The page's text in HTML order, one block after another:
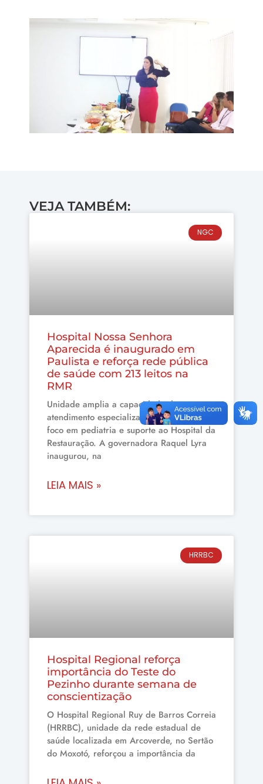
VEJA TAMBÉM:
NGC
Hospital Nossa Senhora
Aparecida é inaugurado em
Paulista e reforça rede pública
de saúde com 213 leitos na
RMR
Unidade amplia a capacidade de
atendimento especializado no Estado, com
foco em pediatria e suporte ao Hospital da
Restauração. A governadora Raquel Lyra
inaugurou, na
LEIA MAIS »
HRRBC
Hospital Regional reforça
importância do Teste do
Pezinho durante semana de
conscientização
O Hospital Regional Ruy de Barros Correia
(HRRBC), unidade da rede estadual de
saúde localizada em Arcoverde, no Sertão
do Moxotó, reforçou a importância da